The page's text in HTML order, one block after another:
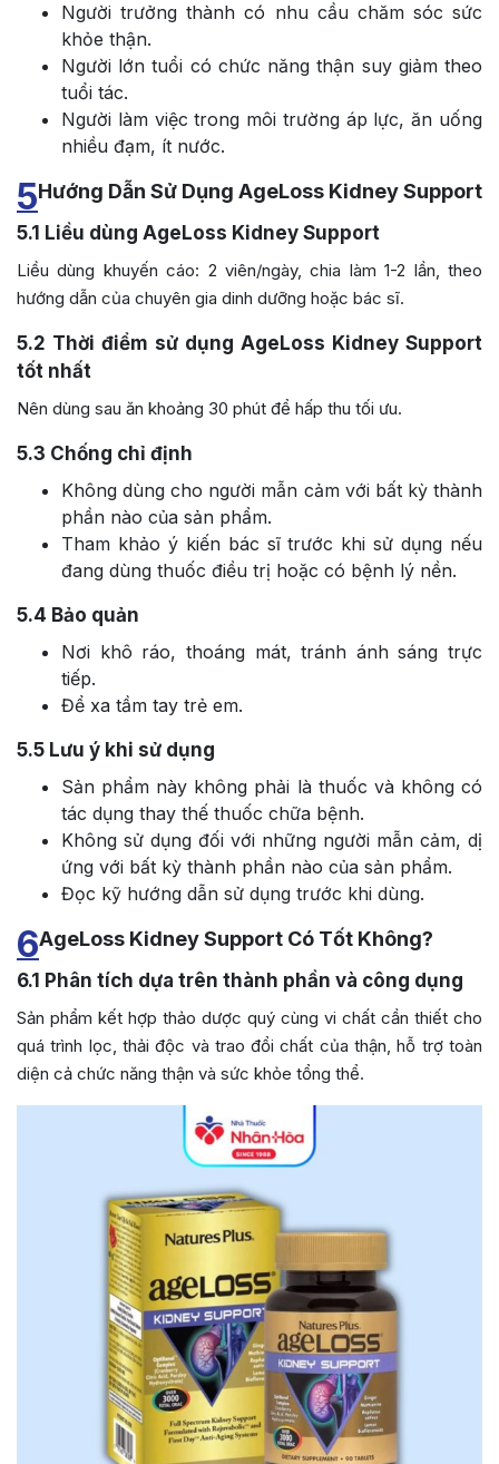
Người trưởng thành có nhu cầu chăm sóc sức
khỏe thận.
Người lớn tuổi có chức năng thận suy giảm theo
tuổi tác.
Người làm việc trong môi trường áp lực, ăn uống
nhiều đạm, ít nước.
5Hướng Dẫn Sử Dụng AgeLoss Kidney Support
5.1 Liều dùng AgeLoss Kidney Support
Liều dùng khuyến cáo: 2 viên/ngày, chia làm 1-2 lần, theo
hướng dẫn của chuyên gia dinh dưỡng hoặc bác sĩ.
5.2 Thời điểm sử dụng AgeLoss Kidney Support
tốt nhất
Nên dùng sau ăn khoảng 30 phút để hấp thu tối ưu.
5.3 Chống chỉ định
Không dùng cho người mẫn cảm với bất kỳ thành
phần nào của sản phẩm.
Tham khảo ý kiến bác sĩ trước khi sử dụng nếu
đang dùng thuốc điều trị hoặc có bệnh lý nền.
5.4 Bảo quản
Nơi khô ráo, thoáng mát, tránh ánh sáng trực
tiếp.
Để xa tầm tay trẻ em.
5.5 Lưu ý khi sử dụng
Sản phẩm này không phải là thuốc và không có
tác dụng thay thế thuốc chữa bệnh.
Không sử dụng đối với những người mẫn cảm, dị
ứng với bất kỳ thành phần nào của sản phẩm.
Đọc kỹ hướng dẫn sử dụng trước khi dùng.
6AgeLoss Kidney Support Có Tốt Không?
6.1 Phân tích dựa trên thành phần và công dụng
Sản phẩm kết hợp thảo dược quý cùng vi chất cần thiết cho
quá trình lọc, thải độc và trao đổi chất của thận, hỗ trợ toàn
diện cả chức năng thận và sức khỏe tổng thể.